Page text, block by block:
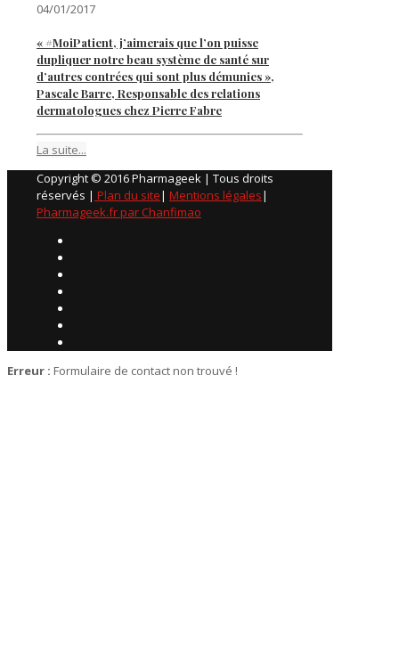
04/01/2017
« #MoiPatient, j’aimerais que l’on puisse
dupliquer notre beau système de santé sur
d’autres contrées qui sont plus démunies »,
Pascale Barre, Responsable des relations
dermatologues chez Pierre Fabre
La suite...
Copyright © 2016 Pharmageek | Tous droits
réservés | Plan du site| Mentions légales|
Pharmageek.fr par Chanfimao
Erreur : Formulaire de contact non trouvé !